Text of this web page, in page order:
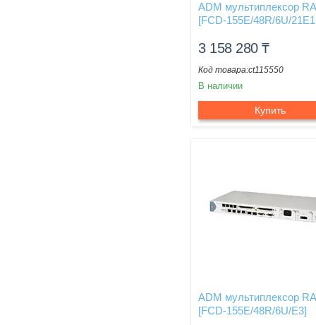
ADM мультиплексор
[FCD-155E/48R/6U/
3 158 280₸
ct115550
В наличии
Купить
ADM мультиплексор
[FCD-155E/48R/6U/E3]